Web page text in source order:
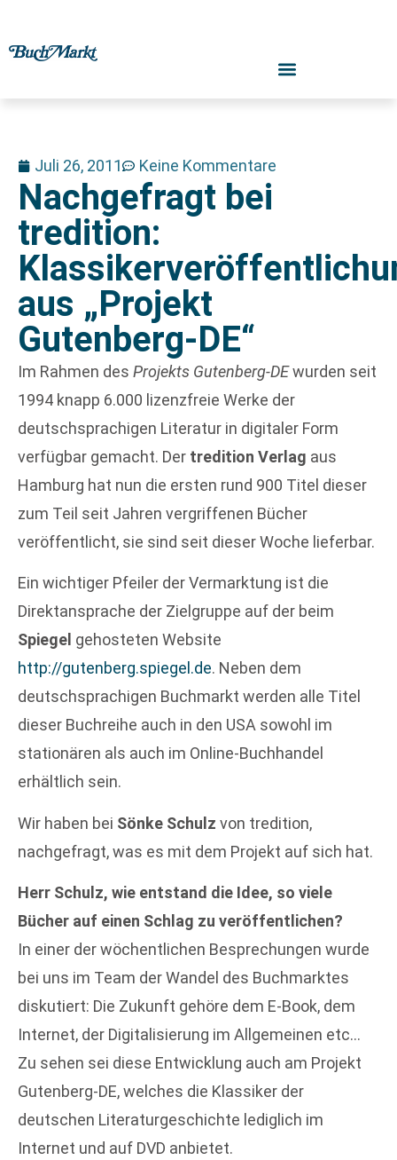
Juli 26, 2011 Keine Kommentare
Nachgefragt bei
tredition:
aus „Projekt
Gutenberg-DE“
Im Rahmen des Projekts Gutenberg-DEwurden seit
1994 knapp 6.000 lizenzfreie Werke der
deutschsprachigen Literatur in digitaler Form
verfügbar gemacht. Der tredition Verlag aus
Hamburg hat nun die ersten rund 900 Titel dieser
zum Teil seit Jahren vergriffenen Bücher
veröffentlicht, sie sind seit dieser Woche lieferbar.
Ein wichtiger Pfeiler der Vermarktung ist die
Direktansprache der Zielgruppe auf der beim
Spiegel gehosteten Website
http://gutenberg.spiegel.de. Neben dem
deutschsprachigen Buchmarkt werden alle Titel
dieser Buchreihe auch in den USA sowohl im
stationären als auch im Online-Buchhandel
erhältlich sein.
Wir haben bei Sönke Schulz von tredition,
nachgefragt, was es mit dem Projekt auf sich hat.
Herr Schulz, wie entstand die Idee, so viele
Bücher auf einen Schlag zu veröffentlichen?
In einer der wöchentlichen Besprechungen wurde
bei uns im Team der Wandel des Buchmarktes
diskutiert: Die Zukunft gehöre dem E-Book, dem
Internet, der Digitalisierung im Allgemeinen etc…
Zu sehen sei diese Entwicklung auch am Projekt
Gutenberg-DE, welches die Klassiker der
deutschen Literaturgeschichte lediglich im
Internet und auf DVD anbietet.